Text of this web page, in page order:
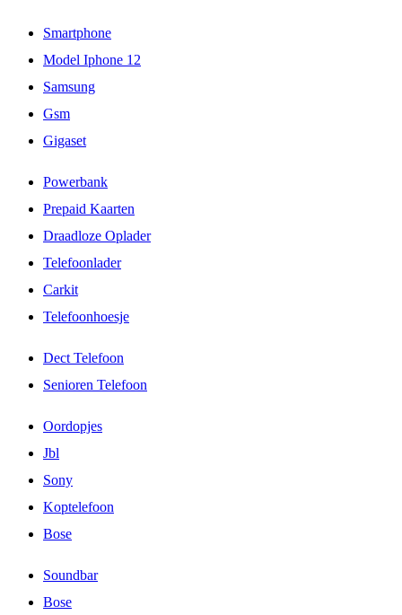
Smartphone
Model Iphone 12
Samsung
Gsm
Gigaset
Powerbank
Prepaid Kaarten
Draadloze Oplader
Telefoonlader
Carkit
Telefoonhoesje
Dect Telefoon
Senioren Telefoon
Oordopjes
Jbl
Sony
Koptelefoon
Bose
Soundbar
Bose